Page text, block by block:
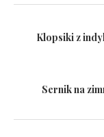
Klopsiki z
Sernik na